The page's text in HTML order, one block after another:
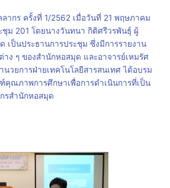
ากร ครั้งที่ 1/2562 เมื่อวันที่ 21 พฤษภาคม
ม 201 โดยนางวันทนา กิติศรีวรพันธุ์ ผู้
เป็นประธานการประชุม ซึ่งมีการรายงาน
าง ๆ ของสำนักหอสมุด และอาจารย์เหมรัศ
วยการฝ่ายเทคโนโลยีสารสนเทศ ได้อบรม
คุณภาพการศึกษาเพื่อการดำเนินการที่เป็น
รสำนักหอสมุด